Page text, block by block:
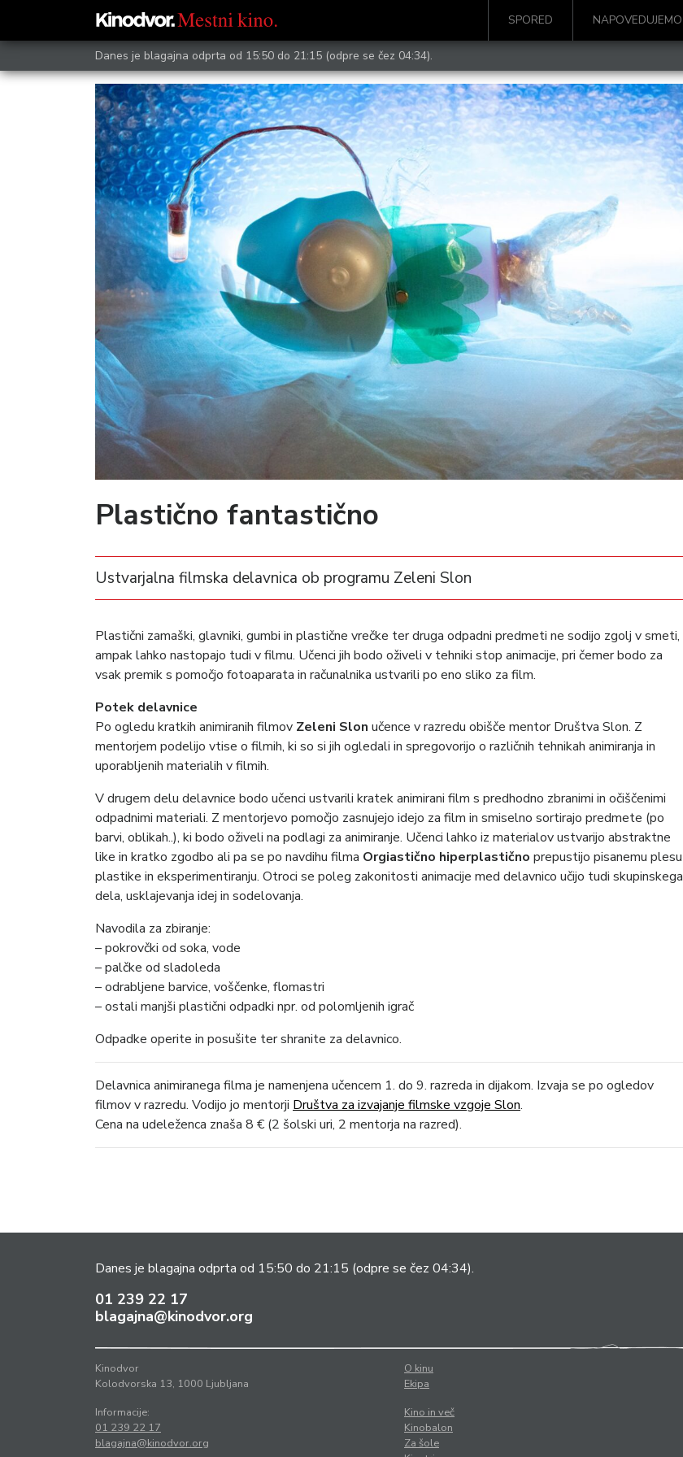
SPORED NAPOVEDUJEMO
Danes je blagajna odprta od 15:50 do 21:15 (odpre se čez 04:34).
Plastično fantastično
Ustvarjalna filmska delavnica ob programu Zeleni Slon
Plastični zamaški, glavniki, gumbi in plastične vrečke ter druga odpadni predmeti ne sodijo zgolj v smeti,
ampak lahko nastopajo tudi v filmu. Učenci jih bodo oživeli v tehniki stop animacije, pri čemer bodo za
vsak premik s pomočjo fotoaparata in računalnika ustvarili po eno sliko za film.
Potek delavnice
Po ogledu kratkih animiranih filmov Zeleni Slon učence v razredu obišče mentor Društva Slon. Z
mentorjem podelijo vtise o filmih, ki so si jih ogledali in spregovorijo o različnih tehnikah animiranja in
uporabljenih materialih v filmih.
V drugem delu delavnice bodo učenci ustvarili kratek animirani film s predhodno zbranimi in očiščenimi
odpadnimi materiali. Z mentorjevo pomočjo zasnujejo idejo za film in smiselno sortirajo predmete (po
barvi, oblikah..), ki bodo oživeli na podlagi za animiranje. Učenci lahko iz materialov ustvarijo abstraktne
like in kratko zgodbo ali pa se po navdihu filma Orgiastično hiperplastično prepustijo pisanemu plesu
plastike in eksperimentiranju. Otroci se poleg zakonitosti animacije med delavnico učijo tudi skupinskega
dela, usklajevanja idej in sodelovanja.
Navodila za zbiranje:
– pokrovčki od soka, vode
– palčke od sladoleda
– odrabljene barvice, voščenke, flomastri
– ostali manjši plastični odpadki npr. od polomljenih igrač
Odpadke operite in posušite ter shranite za delavnico.
Delavnica animiranega filma je namenjena učencem 1. do 9. razreda in dijakom. Izvaja se po ogledov
filmov v razredu. Vodijo jo mentorji Društva za izvajanje filmske vzgoje Slon.
Cena na udeleženca znaša 8 € (2 šolski uri, 2 mentorja na razred).
Danes je blagajna odprta od 15:50 do 21:15 (odpre se čez 04:34).
01 239 22 17
blagajna@kinodvor.org
Kinodvor
Kolodvorska 13, 1000 Ljubljana
Informacije:
01 239 22 17
blagajna@kinodvor.org
O kinu
Ekipa
Kino in več
Kinobalon
Za šole